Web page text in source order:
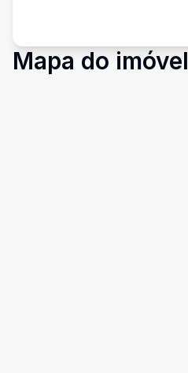
Mapa do imóvel